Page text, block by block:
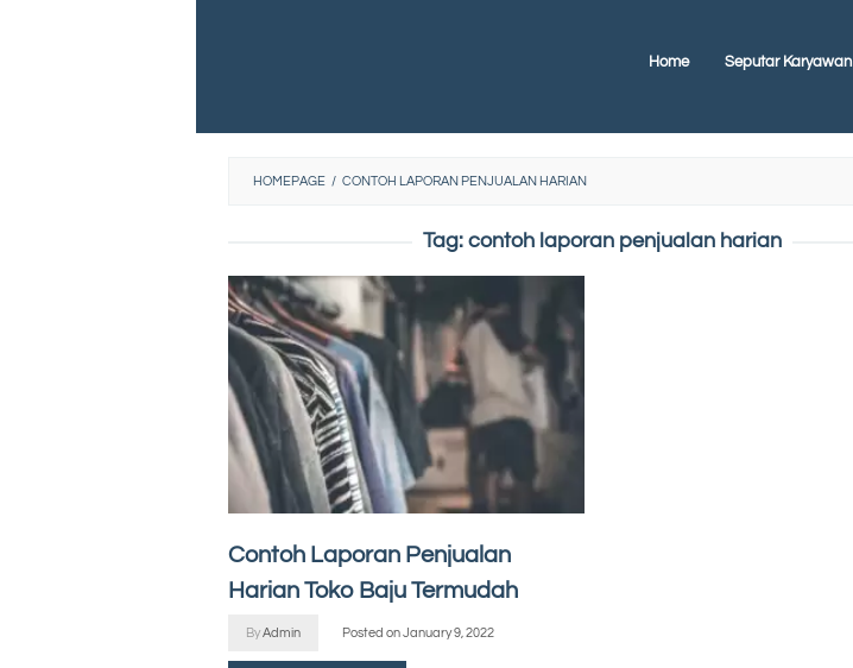
Home Seputar Karyawan
HOMEPAGE / CONTOH LAPORAN PENJUALAN HARIAN
Tag: contoh laporan penjualan harian
Contoh Laporan Penjualan
Harian Toko Baju Termudah
ByAdmin Posted onJanuary 9, 2022